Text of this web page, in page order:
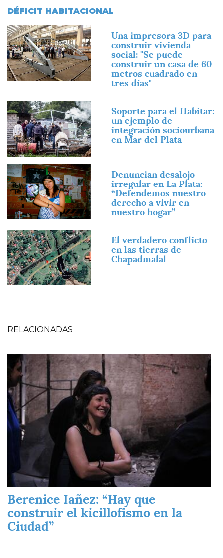
DÉFICIT HABITACIONAL
Imagen
Una impresora 3D para
construir vivienda
social: "Se puede
construir un casa de 60
metros cuadrado en
tres días"
Imagen
Soporte para el Habitar:
un ejemplo de
integración sociourbana
en Mar del Plata
Imagen
Denuncian desalojo
irregular en La Plata:
“Defendemos nuestro
derecho a vivir en
nuestro hogar”
Imagen
El verdadero conflicto
en las tierras de
Chapadmalal
RELACIONADAS
Imagen
Berenice Iañez: “Hay que
construir el kicillofismo en la
Ciudad”